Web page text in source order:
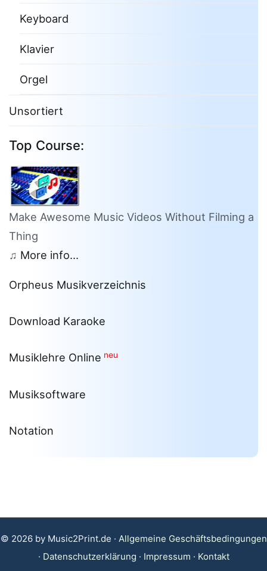
Keyboard
Klavier
Orgel
Unsortiert
Top Course:
Make Awesome Music Videos Without Filming a
Thing
♫ More info...
Orpheus Musikverzeichnis
Download Karaoke
Musiklehre Online neu
Musiksoftware
Notation
© 2026 by Music2Print.de · Allgemeine Geschäftsbedingungen
· Datenschutzerklärung · Impressum · Kontakt